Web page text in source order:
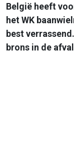
België heeft
het WK
best
brons in de